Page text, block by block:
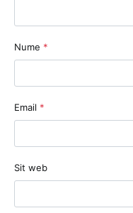
Nume *
Email *
Sit web